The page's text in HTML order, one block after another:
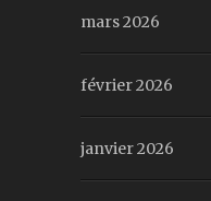
mars 2026
février 2026
janvier 2026